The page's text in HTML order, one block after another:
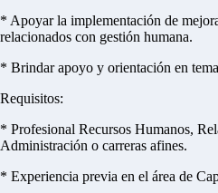
* Apoyar la implementación de
relacionados con gestión humana.
* Brindar apoyo y orientación en
Requisitos:
* Profesional Recursos Humanos,
Administración o carreras afines.
* Experiencia previa en el área de